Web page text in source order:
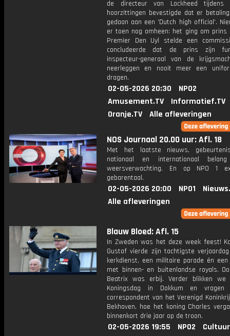
de directeur van Lockheed tijdens
hoorzittingen bevestigde dat er
gedaan aan een 'Dutch high official'.
er toen nog omheen: het ging om prins
Premier Den Uyl stelde een
concludeerde dat de prins zijn
inspecteur-generaal van de
neerleggen en nooit meer een
dragen.
02-05-2026 20:30
NPO2
Amusement.TV
Informatief.TV
Oranje.TV
Alle afleveringen
NOS Journaal 20.00 uur: Afl. 18
Met het laatste nieuws,
nationaal en internationaal
weersverwachting. En op NPO 1
gebarentaal.
02-05-2026 20:00 NPO1
Alle afleveringen
Blauw Bloed: Afl. 15
In Zweden was het deze week feest!
Gustaf vierde zijn tachtigste
kerkdienst, een militaire parade én een
met binnen- en buitenlandse royals.
Beatrix was erbij. Verder blikken
Koningsdag in Dokkum en
correspondent van het Verenigd
Bekhoven, hoe het koning Charles
binnenkort drie jaar op de troon.
02-05-2026 19:55 NPO2